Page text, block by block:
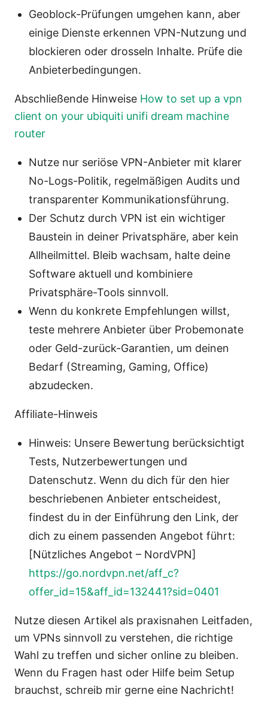
Geoblock-Prüfungen umgehen kann, aber
einige Dienste erkennen VPN-Nutzung und
blockieren oder drosseln Inhalte. Prüfe die
Anbieterbedingungen.
Abschließende Hinweise How to set up a vpn
client on your ubiquiti unifi dream machine
router
Nutze nur seriöse VPN-Anbieter mit klarer
No-Logs-Politik, regelmäßigen Audits und
transparenter Kommunikationsführung.
Der Schutz durch VPN ist ein wichtiger
Baustein in deiner Privatsphäre, aber kein
Allheilmittel. Bleib wachsam, halte deine
Software aktuell und kombiniere
Privatsphäre-Tools sinnvoll.
Wenn du konkrete Empfehlungen willst,
teste mehrere Anbieter über Probemonate
oder Geld-zurück-Garantien, um deinen
Bedarf (Streaming, Gaming, Office)
abzudecken.
Affiliate-Hinweis
Hinweis: Unsere Bewertung berücksichtigt
Tests, Nutzerbewertungen und
Datenschutz. Wenn du dich für den hier
beschriebenen Anbieter entscheidest,
findest du in der Einführung den Link, der
dich zu einem passenden Angebot führt:
[Nützliches Angebot – NordVPN]
https://go.nordvpn.net/aff_c?
offer_id=15&aff_id=132441?sid=0401
Nutze diesen Artikel als praxisnahen Leitfaden,
um VPNs sinnvoll zu verstehen, die richtige
Wahl zu treffen und sicher online zu bleiben.
Wenn du Fragen hast oder Hilfe beim Setup
brauchst, schreib mir gerne eine Nachricht!